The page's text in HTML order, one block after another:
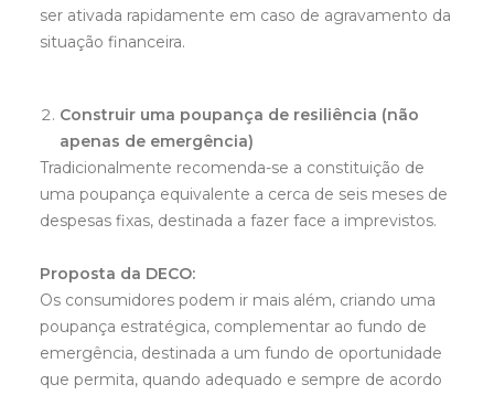
ser ativada rapidamente em caso de agravamento da
situação financeira.
Construir uma poupança de resiliência (não
apenas de emergência)
Tradicionalmente recomenda-se a constituição de
uma poupança equivalente a cerca de seis meses de
despesas fixas, destinada a fazer face a imprevistos.
Proposta da DECO:
Os consumidores podem ir mais além, criando uma
poupança estratégica, complementar ao fundo de
emergência, destinada a um fundo de oportunidade
que permita, quando adequado e sempre de acordo